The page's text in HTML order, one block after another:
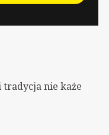
nie każe